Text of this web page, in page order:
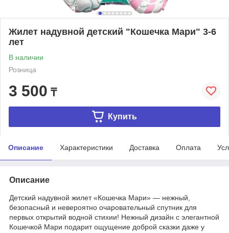
Жилет надувной детский "Кошечка Мари" 3-6
лет
В наличии
Розница
3 500 ₸
Купить
Описание Характеристики Доставка Оплата
Описание
Детский надувной жилет «Кошечка Мари» — нежный,
безопасный и невероятно очаровательный спутник для
первых открытий водной стихии! Нежный дизайн с элегантной
Кошечкой Мари подарит ощущение доброй сказки даже у